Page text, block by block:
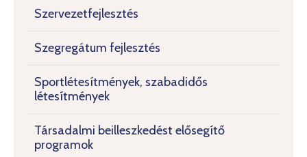
Szervezetfejlesztés
Szegregátum fejlesztés
Sportlétesítmények, szabadidős
létesítmények
Társadalmi beilleszkedést elősegítő
programok